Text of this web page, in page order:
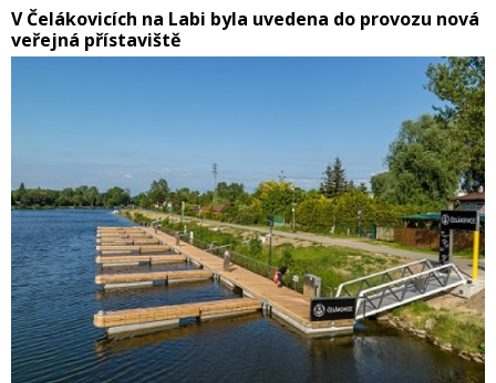
​V Čelákovicích na Labi byla uvedena do provozu nová
veřejná přístaviště